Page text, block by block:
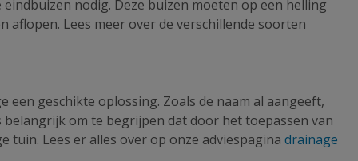
nodig. Deze buizen moeten op een helling
Lees meer over de verschillende soorten
geschikte oplossing. Zoals de naam al aangeeft,
om te begrijpen dat door het toepassen van
Lees er alles over op onze adviespagina drainage